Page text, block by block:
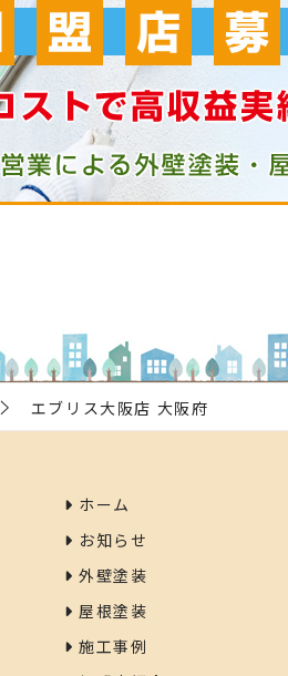
エブリス大阪店 大阪府
ホーム
お知らせ
外壁塗装
屋根塗装
施工事例